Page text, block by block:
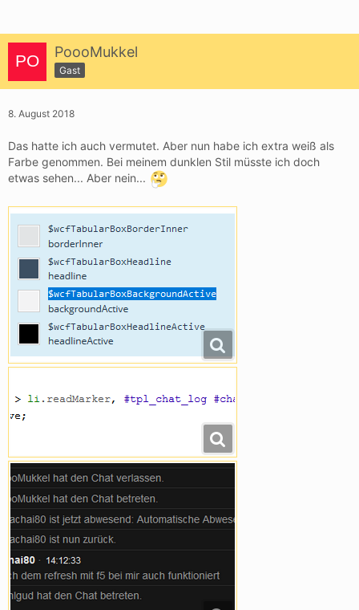
PoooMukkel
Gast
8. August 2018
Das hatte ich auch vermutet. Aber nun habe ich extra weiß als
Farbe genommen. Bei meinem dunklen Stil müsste ich doch
etwas sehen... Aber nein...